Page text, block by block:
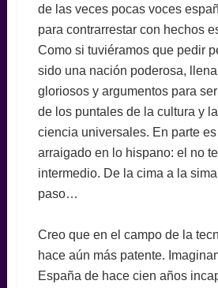
de las veces pocas voces
para contrarrestar con hechos
Como si tuviéramos que pedir
sido una nación poderosa,
gloriosos y argumentos para
de los puntales de la cultura y la
ciencia universales. En parte
arraigado en lo hispano: el no
intermedio. De la cima a la
paso…
Creo que en el campo de la
hace aún más patente.
España de hace cien años